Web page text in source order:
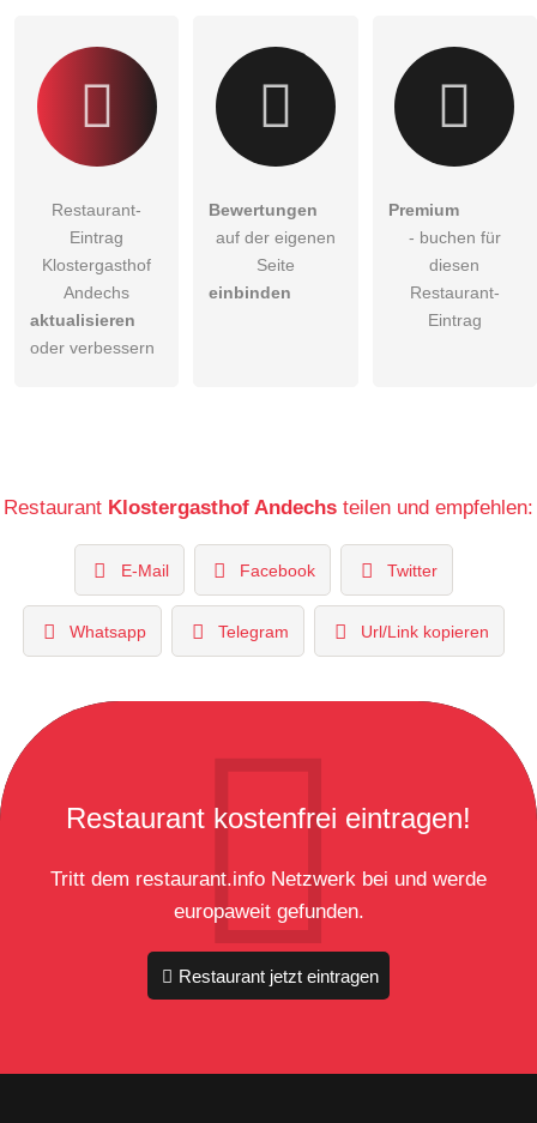
Restaurant-
Eintrag
Klostergasthof
Andechs
aktualisieren
oder verbessern
Bewertungen
auf der eigenen
Seite
einbinden
Premium
- buchen für
diesen
Restaurant-
Eintrag
Restaurant Klostergasthof Andechs teilen und empfehlen:
E-Mail Facebook Twitter
Whatsapp Telegram Url/Link kopieren
Restaurant kostenfrei eintragen!
Tritt dem restaurant.info Netzwerk bei und werde
europaweit gefunden.
Restaurant jetzt eintragen